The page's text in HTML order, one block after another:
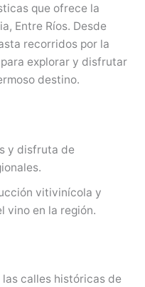
que ofrece la
Entre Ríos. Desde
recorridos por la
explorar y disfrutar
destino.
y disfruta de
vitivinícola y
vino en la región.
las calles históricas de